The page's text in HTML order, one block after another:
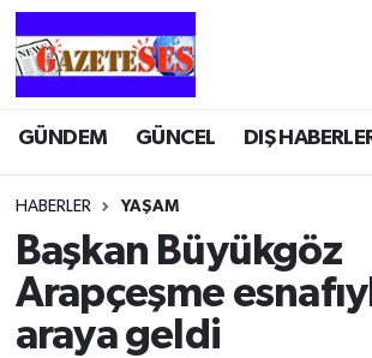
GÜNDEM GÜNCEL DIŞ
HABERLER YAŞAM
Başkan Büyükgöz
Arapçeşme
araya geldi